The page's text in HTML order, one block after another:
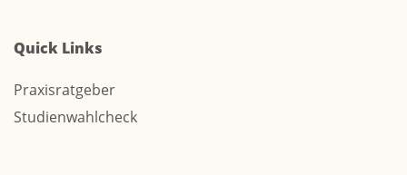
Quick Links
Praxisratgeber
Studienwahlcheck